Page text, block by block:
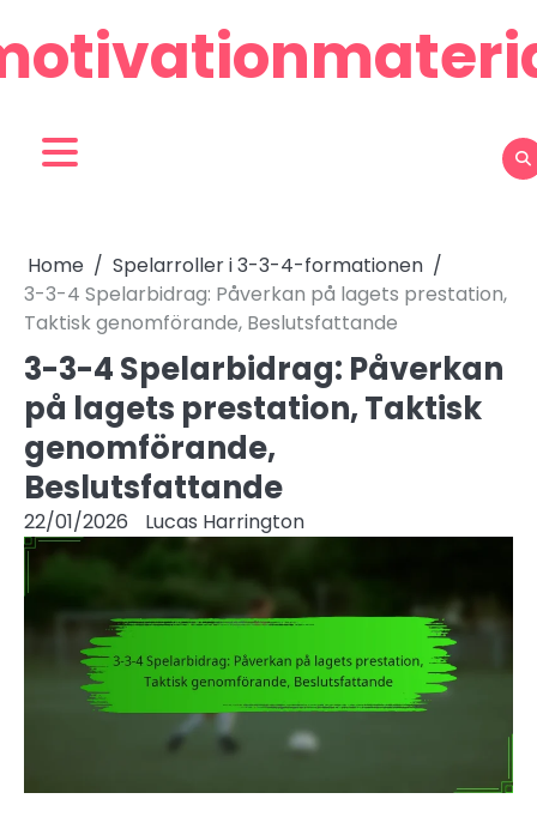
to
content
Home
Spelarroller i 3-3-4-formationen
3-3-4 Spelarbidrag: Påverkan på lagets prestation,
Taktisk genomförande, Beslutsfattande
3-3-4 Spelarbidrag: Påverkan
på lagets prestation, Taktisk
genomförande,
Beslutsfattande
22/01/2026 Lucas Harrington